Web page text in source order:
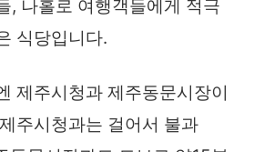
, 나홀로 여행객들에게 적극
식당입니다.
제주시청과 제주동문시장이
주시청과는 걸어서 불과